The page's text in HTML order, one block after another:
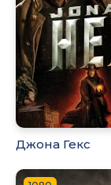
Джона Гекс